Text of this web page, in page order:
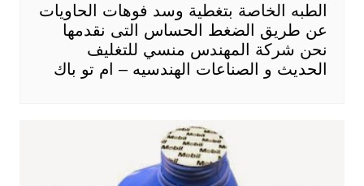
الطبه الخاصة بتغطية وسد فوهات الحاويات
عن طريق الضغط الحساس التى نقدمها
نحن شركة المهندس منسي للتغليف
الحديث و الصناعات الهندسيه – ام تو باك